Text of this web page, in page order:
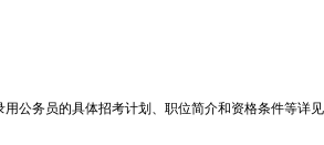
公务员的具体招考计划、职位简介和资格条件等详见